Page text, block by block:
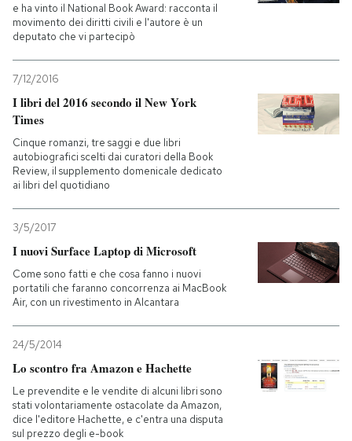
e ha vinto il National Book Award: racconta il
movimento dei diritti civili e l'autore è un
deputato che vi partecipò
7/12/2016
I libri del 2016 secondo il New York
Times
Cinque romanzi, tre saggi e due libri
autobiografici scelti dai curatori della Book
Review, il supplemento domenicale dedicato
ai libri del quotidiano
3/5/2017
I nuovi Surface Laptop di Microsoft
Come sono fatti e che cosa fanno i nuovi
portatili che faranno concorrenza ai MacBook
Air, con un rivestimento in Alcantara
24/5/2014
Lo scontro fra Amazon e Hachette
Le prevendite e le vendite di alcuni libri sono
stati volontariamente ostacolate da Amazon,
dice l'editore Hachette, e c'entra una disputa
sul prezzo degli e-book